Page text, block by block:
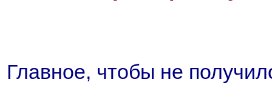
Главное, чтобы не